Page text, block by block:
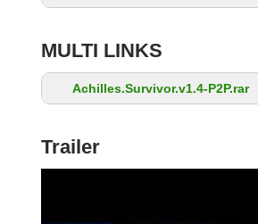
MULTI LINKS
Achilles.Survivor.v1.4-P2P.rar
Trailer